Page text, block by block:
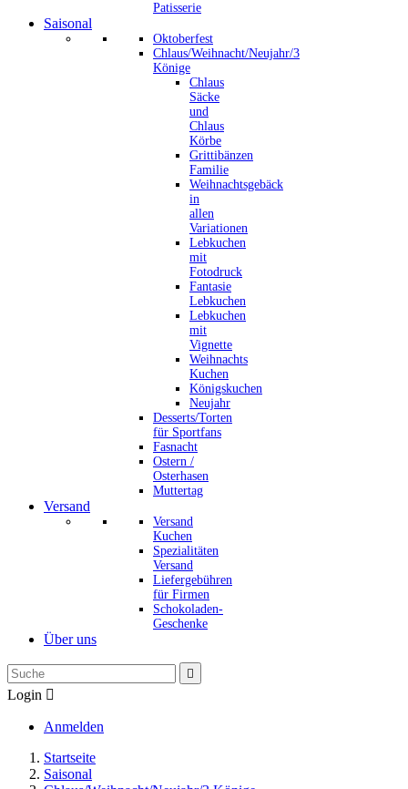
Patisserie
Saisonal
Oktoberfest
Chlaus/Weihnacht/Neujahr/3
Könige
Chlaus
Säcke
und
Chlaus
Körbe
Grittibänzen
Familie
Weihnachtsgebäck
in
allen
Variationen
Lebkuchen
mit
Fotodruck
Fantasie
Lebkuchen
Lebkuchen
mit
Vignette
Weihnachts
Kuchen
Königskuchen
Neujahr
Desserts/Torten
für Sportfans
Fasnacht
Ostern /
Osterhasen
Muttertag
Versand
Versand
Kuchen
Spezialitäten
Versand
Liefergebühren
für Firmen
Schokoladen-
Geschenke
Über uns

Login 
Anmelden
Startseite
Saisonal